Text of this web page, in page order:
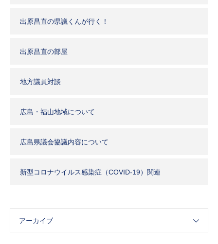
出原昌直の県議くんが行く！
出原昌直の部屋
地方議員対談
広島・福山地域について
広島県議会協議内容について
新型コロナウイルス感染症（COVID-19）関連
アーカイブ